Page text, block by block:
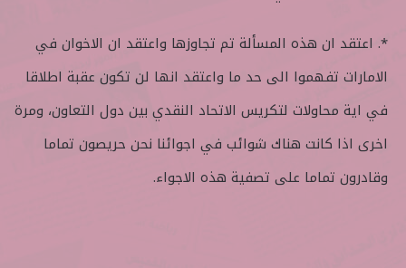
*. اعتقد ان هذه المسألة تم تجاوزها واعتقد ان الاخوان في
الامارات تفهموا الى حد ما واعتقد انها لن تكون عقبة اطلاقا
في اية محاولات لتكريس الاتحاد النقدي بين دول التعاون، ومرة
اخرى اذا كانت هناك شوائب في اجوائنا نحن حريصون تماما
وقادرون تماما على تصفية هذه الاجواء.